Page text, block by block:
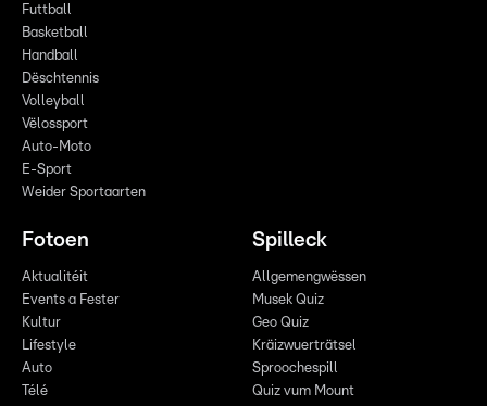
Futtball
Basketball
Handball
Dëschtennis
Volleyball
Vëlossport
Auto-Moto
E-Sport
Weider Sportaarten
Fotoen
Aktualitéit
Events a Fester
Kultur
Lifestyle
Auto
Télé
Spilleck
Allgemengwëssen
Musek Quiz
Geo Quiz
Kräizwuerträtsel
Sproochespill
Quiz vum Mount